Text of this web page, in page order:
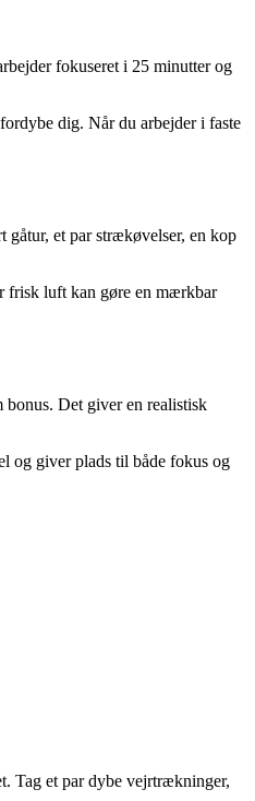
fokuseret i 25 minutter og
dig. Når du arbejder i faste
gåtur, et par strækøvelser, en kop
frisk luft kan gøre en mærkbar
Det giver en realistisk
og giver plads til både fokus og
Tag et par dybe vejrtrækninger,